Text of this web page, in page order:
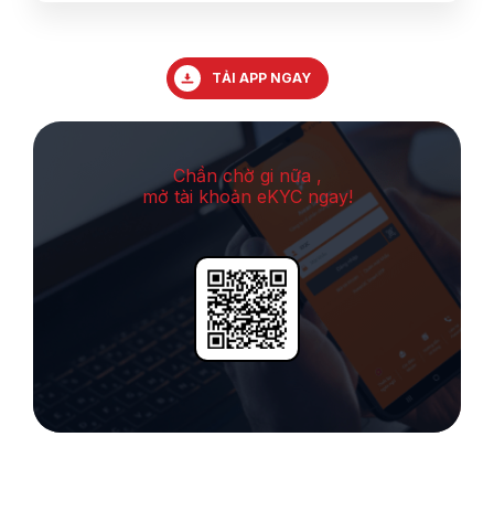
TẢI APP NGAY
Chần chờ gi nữa ,
mở tài khoản eKYC ngay!